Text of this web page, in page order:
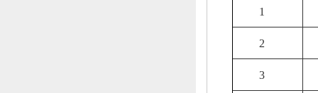
1
2
3